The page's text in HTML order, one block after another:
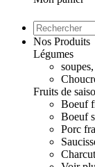
Nos Produits
Légumes
Fruits de
Boeuf
Boeuf
Porc